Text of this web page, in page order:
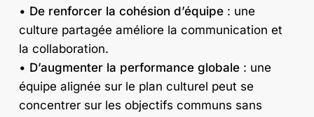
• De renforcer la cohésion d’équipe: une
culture partagée améliore la communication et
la collaboration.
• D’augmenter la performance globale: une
équipe alignée sur le plan culturel peut se
concentrer sur les objectifs communs sans